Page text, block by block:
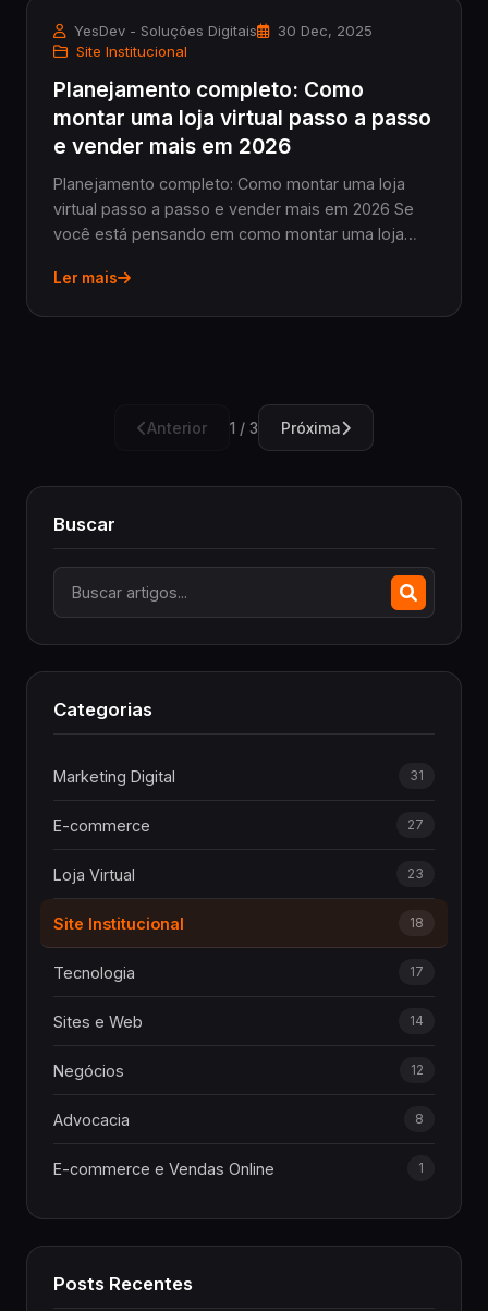
YesDev - Soluções Digitais
30 Dec, 2025
Site Institucional
Planejamento completo: Como
montar uma loja virtual passo a passo
e vender mais em 2026
Planejamento completo: Como montar uma loja
virtual passo a passo e vender mais em 2026 Se
você está pensando em como montar uma loja
o primeiro e mais importante passo para garantir
Ler mais
Anterior 1 / 3 Próxima
Buscar
Categorias
Marketing Digital 31
E-commerce 27
Loja Virtual 23
Site Institucional 18
Tecnologia 17
Sites e Web 14
Negócios 12
Advocacia 8
E-commerce e Vendas Online 1
Posts Recentes